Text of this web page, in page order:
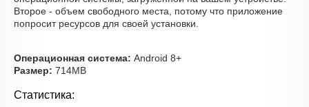
Второе - объем свободного места, потому что приложение
попросит ресурсов для своей установки.
Операционная система: Android 8+
Размер: 714MB
Статистика: